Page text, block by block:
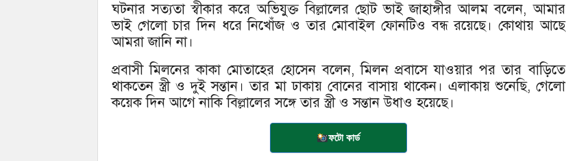
ঘটনার সত্যতা স্বীকার করে অভিযুক্ত বিল্লালের ছোট ভাই জাহাঙ্গীর আলম বলেন, আমার
ভাই গেলো চার দিন ধরে নিখোঁজ ও তার মোবাইল ফোনটিও বন্ধ রয়েছে। কোথায় আছে
আমরা জানি না।
প্রবাসী মিলনের কাকা মোতাহের হোসেন বলেন, মিলন প্রবাসে যাওয়ার পর তার বাড়িতে
থাকতেন স্ত্রী ও দুই সন্তান। তার মা ঢাকায় বোনের বাসায় থাকেন। এলাকায় শুনেছি, গেলো
কয়েক দিন আগে নাকি বিল্লালের সঙ্গে তার স্ত্রী ও সন্তান উধাও হয়েছে।
ফটো কার্ড